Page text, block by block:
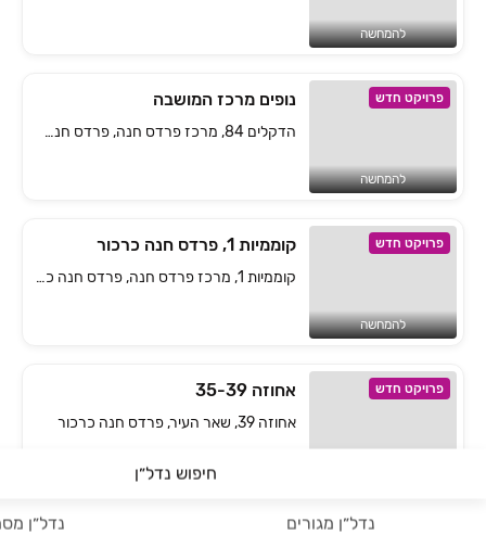
חיפוש נדל״ן
נדל״ן מגורים נדל״ן
להמחשה
פרויקט חדש
להמחשה
נופים מרכז המושבה
הדקלים 84, מרכז פרדס חנה, פרדס חנה כרכור
פרויקט חדש
להמחשה
קוממיות 1, פרדס חנה כרכור
קוממיות 1, מרכז פרדס חנה, פרדס חנה כרכור
פרויקט חדש אחוזה 35-39
אחוזה 39, שאר העיר, פרדס חנה כרכור